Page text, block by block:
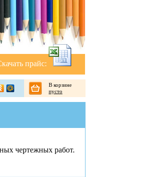
прайс:
В корзине
пусто
чертежных работ.